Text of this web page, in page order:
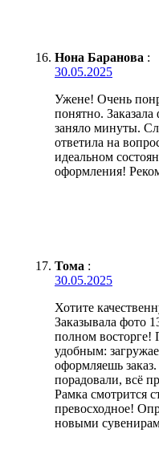
Нона Баранова :
30.05.2025
Ужене! Очень
понятно.
заняло минуты.
ответила на
идеальном
оформления!
Тома :
30.05.2025
Хотите
Заказывала фото
полном восторге!
удобным:
оформляешь
порадовали, всё
Рамка смотрится
превосходное!
новыми